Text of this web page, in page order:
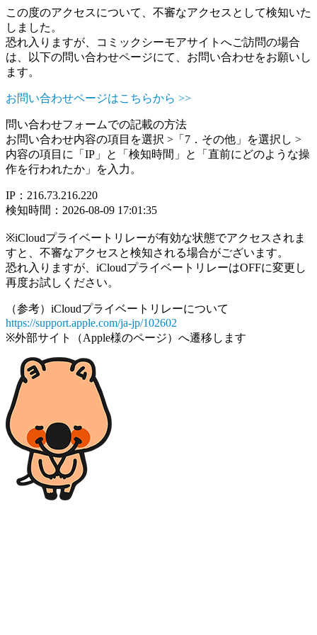
この度のアクセスについて、不審なアクセスとして検知いた
しました。
恐れ入りますが、コミックシーモアサイトへご訪問の場合
は、以下の問い合わせページにて、お問い合わせをお願いし
ます。
お問い合わせページはこちらから >>
問い合わせフォームでの記載の方法
お問い合わせ内容の項目を選択 >「7．その他」を選択し >
内容の項目に「IP」と「検知時間」と「直前にどのような操
作を行われたか」を入力。
IP：216.73.216.220
検知時間：2026-08-09 17:01:35
※iCloudプライベートリレーが有効な状態でアクセスされま
すと、不審なアクセスと検知される場合がございます。
恐れ入りますが、iCloudプライベートリレーはOFFに変更し
再度お試しください。
（参考）iCloudプライベートリレーについて
https://support.apple.com/ja-jp/102602
※外部サイト（Apple様のページ）へ遷移します